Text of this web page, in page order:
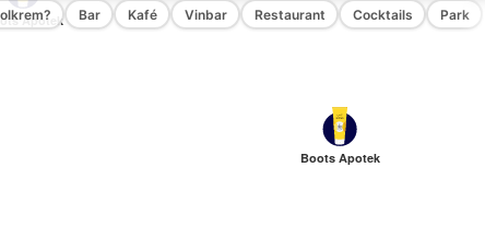
Boots Apotek
Apotek Bar Kafé Vinbar Restaurant Cocktails Park